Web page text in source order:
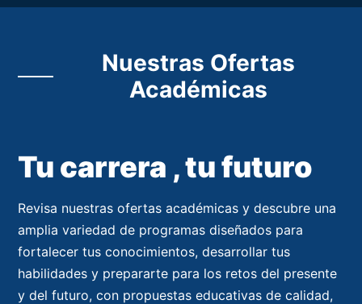
Nuestras Ofertas
Académicas
Tu carrera , tu futuro
Revisa nuestras ofertas académicas y descubre una
amplia variedad de programas diseñados para
fortalecer tus conocimientos, desarrollar tus
habilidades y prepararte para los retos del presente
y del futuro, con propuestas educativas de calidad,